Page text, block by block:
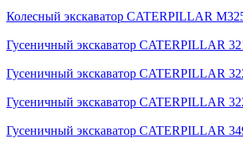
Колесный экскаватор CATERPILLAR
Гусеничный экскаватор CATERPILLAR
Гусеничный экскаватор CATERPILLAR
Гусеничный экскаватор CATERPILLAR
Гусеничный экскаватор CATERPILLAR